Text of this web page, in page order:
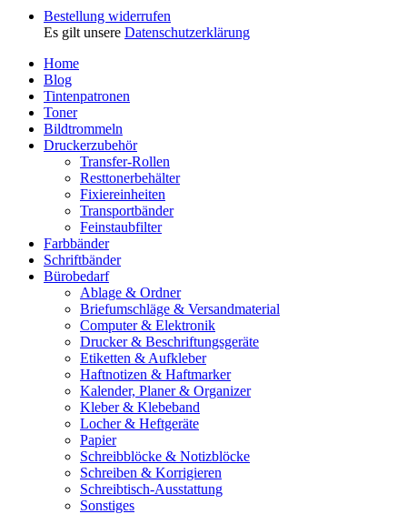
Bestellung widerrufen
Es gilt unsere Datenschutzerklärung
Home
Blog
Tintenpatronen
Toner
Bildtrommeln
Druckerzubehör
Transfer-Rollen
Resttonerbehälter
Fixiereinheiten
Transportbänder
Feinstaubfilter
Farbbänder
Schriftbänder
Bürobedarf
Ablage & Ordner
Briefumschläge & Versandmaterial
Computer & Elektronik
Drucker & Beschriftungsgeräte
Etiketten & Aufkleber
Haftnotizen & Haftmarker
Kalender, Planer & Organizer
Kleber & Klebeband
Locher & Heftgeräte
Papier
Schreibblöcke & Notizblöcke
Schreiben & Korrigieren
Schreibtisch-Ausstattung
Sonstiges